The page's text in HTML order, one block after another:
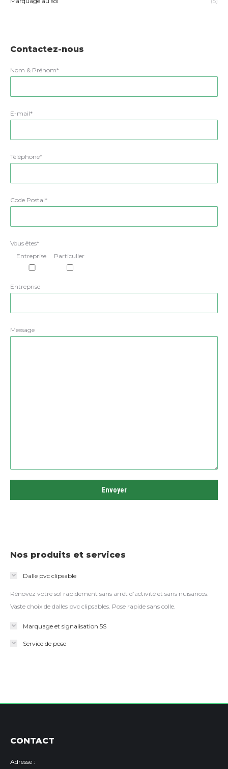
Contactez-nous
Nom & Prénom*
E-mail*
Téléphone*
Code Postal*
Vous êtes*
Entreprise
Particulier
Entreprise
Message
Nos produits et services
Dalle pvc clipsable
Rénovez votre sol rapidement sans arrêt d’activité et sans nuisances.
Vaste choix de dalles pvc clipsables. Pose rapide sans colle.
Marquage et signalisation 5S
Service de pose
CONTACT
Adresse :